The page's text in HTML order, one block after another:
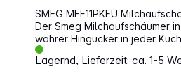
SMEG MFF11PKEU
Der Smeg Milchaufschäumer
wahrer Hingucker in jeder
Induktionstechnologie zaubert
cremigen Milchschaum für
Lagernd, Lieferzeit: ca. 1-5